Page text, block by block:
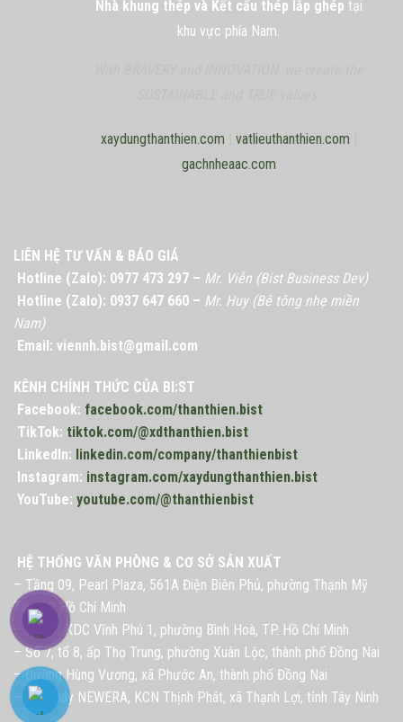
Nhà khung thép và Kết cấu thép lắp ghép tại
khu vực phía Nam.
xaydungthanthien.com vatlieuthanthien.com
gachnheaac.com
LIÊN HỆ TƯ VẤN & BÁO GIÁ
Hotline (Zalo): 0977 473 297 – Mr. Viễn (Bist Business Dev)
Hotline (Zalo): 0937 647 660 – Mr. Huy (Bê tông nhẹ miền
Nam)
Email: viennh.bist@gmail.com
KÊNH CHÍNH THỨC CỦA BI:ST
Facebook: facebook.com/thanthien.bist
TikTok: tiktok.com/@xdthanthien.bist
LinkedIn: linkedin.com/company/thanthienbist
Instagram: instagram.com/xaydungthanthien.bist
YouTube: youtube.com/@thanthienbist
HỆ THỐNG VĂN PHÒNG & CƠ SỞ SẢN XUẤT
– Tầng 09, Pearl Plaza, 561A Điện Biên Phủ, phường Thạnh Mỹ
Tây, TP. Hồ Chí Minh
– Lô G1, KDC Vĩnh Phú 1, phường Bình Hoà, TP. Hồ Chí Minh
– Số 7, tổ 8, ấp Thọ Trung, phường Xuân Lộc, thành phố Đồng Nai
– Đường Hùng Vương, xã Phước An, thành phố Đồng Nai
– Nhà máy NEWERA, KCN Thịnh Phát, xã Thạnh Lợi, tỉnh Tây Ninh